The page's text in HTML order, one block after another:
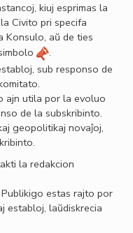
kiuj esprimas la
Civito pri specifa
Konsulo, aŭ de ties
.
sub responso de
ajn utila por la evoluo
de la subskribinto.
geopolitikaj novaĵoj,
la redakcion
Publikigo estas rajto por
establoj, laŭdiskrecia